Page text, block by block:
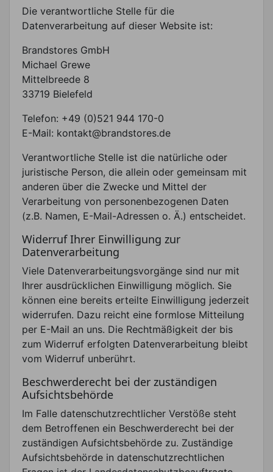
Die verantwortliche Stelle für die
Datenverarbeitung auf dieser Website ist:
Brandstores GmbH
Michael Grewe
Mittelbreede 8
33719 Bielefeld
Telefon: +49 (0)521 944 170-0
E-Mail: kontakt@brandstores.de
Verantwortliche Stelle ist die natürliche oder
juristische Person, die allein oder gemeinsam mit
anderen über die Zwecke und Mittel der
Verarbeitung von personenbezogenen Daten
(z.B. Namen, E-Mail-Adressen o. Ä.) entscheidet.
Widerruf Ihrer Einwilligung zur
Datenverarbeitung
Viele Datenverarbeitungsvorgänge sind nur mit
Ihrer ausdrücklichen Einwilligung möglich. Sie
können eine bereits erteilte Einwilligung jederzeit
widerrufen. Dazu reicht eine formlose Mitteilung
per E-Mail an uns. Die Rechtmäßigkeit der bis
zum Widerruf erfolgten Datenverarbeitung bleibt
vom Widerruf unberührt.
Beschwerderecht bei der zuständigen
Aufsichtsbehörde
Im Falle datenschutzrechtlicher Verstöße steht
dem Betroffenen ein Beschwerderecht bei der
zuständigen Aufsichtsbehörde zu. Zuständige
Aufsichtsbehörde in datenschutzrechtlichen